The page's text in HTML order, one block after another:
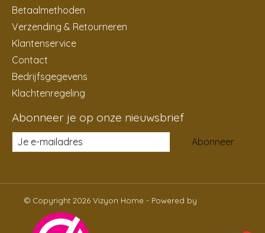
Betaalmethoden
Verzending & Retourneren
Klantenservice
Contact
Bedrijfsgegevens
Klachtenregeling
Abonneer je op onze nieuwsbrief
Abonneer
© Copyright 2026 Vizyon Home - Powered by